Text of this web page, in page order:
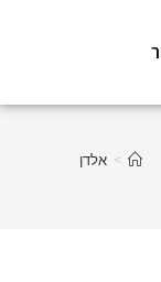
> אלדן